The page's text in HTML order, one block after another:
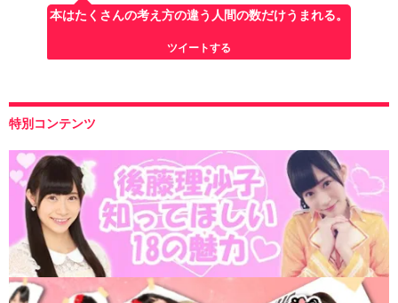
本はたくさんの考え方の違う人間の数だけうまれる。
ツイートする
特別コンテンツ